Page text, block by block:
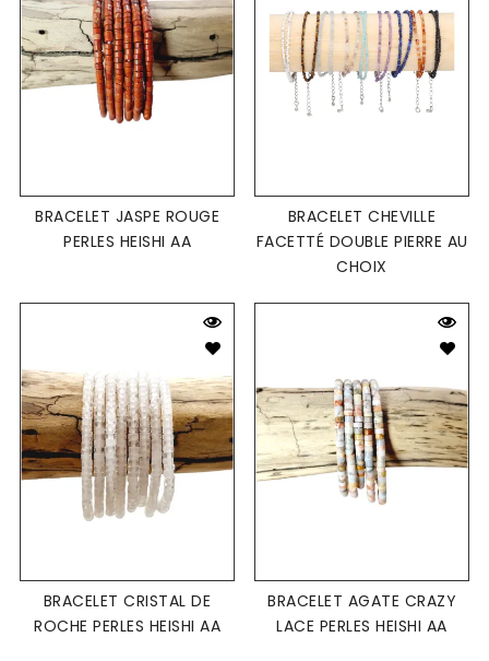
BRACELET JASPE ROUGE
PERLES HEISHI AA
BRACELET CHEVILLE
FACETTÉ DOUBLE PIERRE AU
CHOIX
BRACELET CRISTAL DE
ROCHE PERLES HEISHI AA
BRACELET AGATE CRAZY
LACE PERLES HEISHI AA